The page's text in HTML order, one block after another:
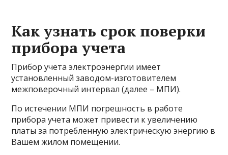
Как узнать срок поверки
прибора учета
Прибор учета электроэнергии имеет
установленный заводом-изготовителем
межповерочный интервал (далее – МПИ).
По истечении МПИ погрешность в работе
прибора учета может привести к увеличению
платы за потребленную электрическую энергию в
Вашем жилом помещении.